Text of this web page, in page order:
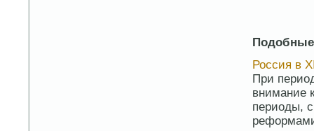
Россия в
При
внимание
периоды,